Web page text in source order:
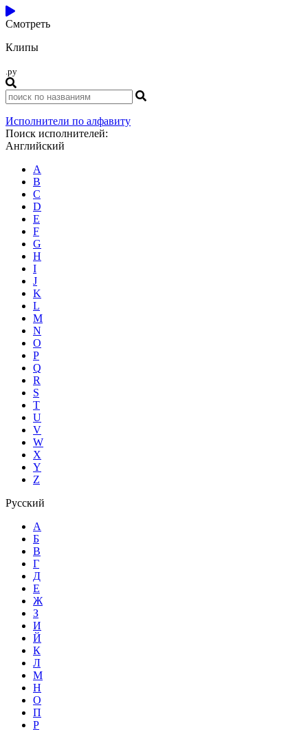
Смотреть
Клипы
.ру
Исполнители по алфавиту
Поиск исполнителей:
Английский
A
B
C
D
E
F
G
H
I
J
K
L
M
N
O
P
Q
R
S
T
U
V
W
X
Y
Z
Русский
А
Б
В
Г
Д
Е
Ж
З
И
Й
К
Л
М
Н
О
П
Р